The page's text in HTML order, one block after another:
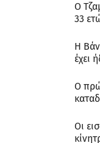
Ο
33
Η
έχει
Ο
Οι